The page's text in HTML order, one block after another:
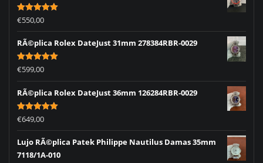
Rated5.00
out of 5
€550,00
RÃ©plica Rolex DateJust 31mm 278384RBR-0029
Rated5.00
out of 5
€599,00
RÃ©plica Rolex DateJust 36mm 126284RBR-0029
Rated5.00
out of 5
€649,00
Lujo RÃ©plica Patek Philippe Nautilus Damas 35mm
7118/1A-010